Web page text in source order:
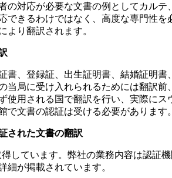
の対応が必要な文書の例としてカル
できるわけではなく、高度な専門性
より翻訳されます。
書、登録証、出生証明書、結婚証明
当局に受け入れられるためには翻訳
使用される国で翻訳を行い、実際に
で文書の認証は受ける必要があります。
された文書の翻訳
しています。弊社の業務内容は認証
細が掲載されています。